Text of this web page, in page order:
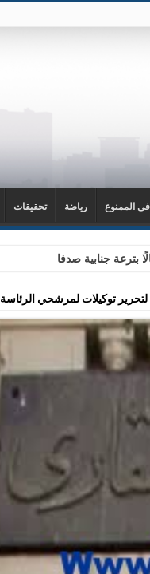
فى الممنوع رياضة تحقيقات
جنابية صدفا
توكيلات لمرشحي الرئاسة